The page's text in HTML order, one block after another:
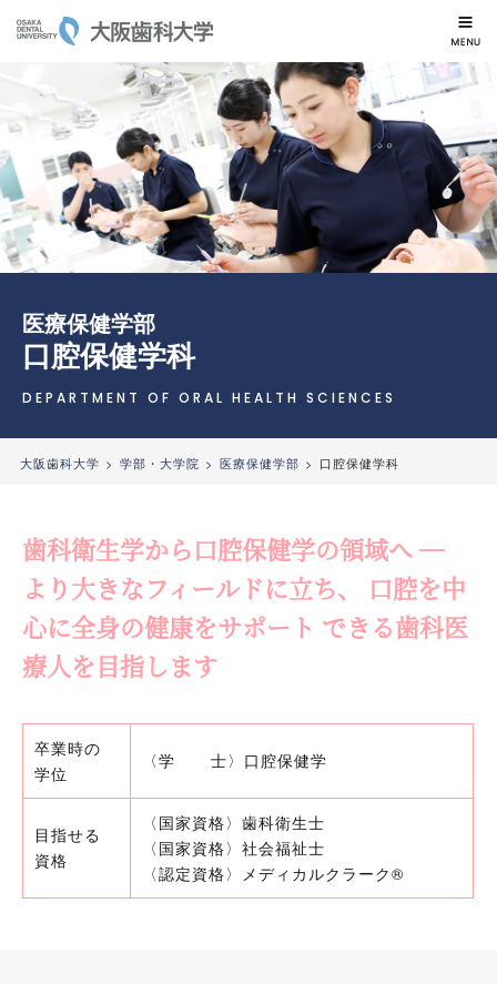
医療保健学部
口腔保健学科
DEPARTMENT OF ORAL HEALTH SCIENCES
大阪歯科大学 学部・大学院 医療保健学部 口腔保健学科
歯科衛生学から口腔保健学の領域へ —
より大きなフィールドに立ち、
口腔を中
心に全身の健康をサポート できる歯科医
療人を目指します
卒業時の
学位
〈学 士〉口腔保健学
目指せる
資格
〈国家資格〉歯科衛生士
〈国家資格〉社会福祉士
〈認定資格〉メディカルクラーク®